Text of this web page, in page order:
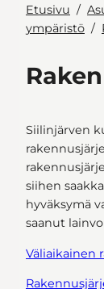
Etusivu
ympäristö
Siilinjärven
siihen
hyväksymä
saanut
Väliaikainen